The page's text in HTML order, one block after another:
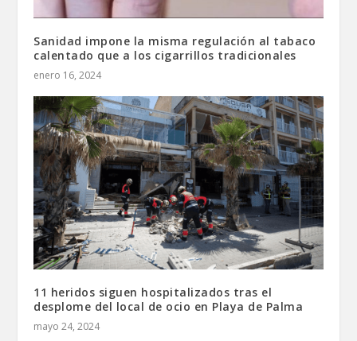
Sanidad impone la misma regulación al tabaco
calentado que a los cigarrillos tradicionales
enero 16, 2024
11 heridos siguen hospitalizados tras el
desplome del local de ocio en Playa de Palma
mayo 24, 2024